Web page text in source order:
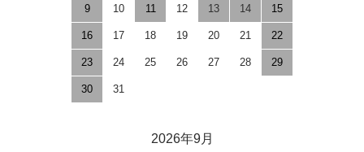
9 10 11 12 13 14 15
16 17 18 19 20 21 22
23 24 25 26 27 28 29
30 31
2026年9月